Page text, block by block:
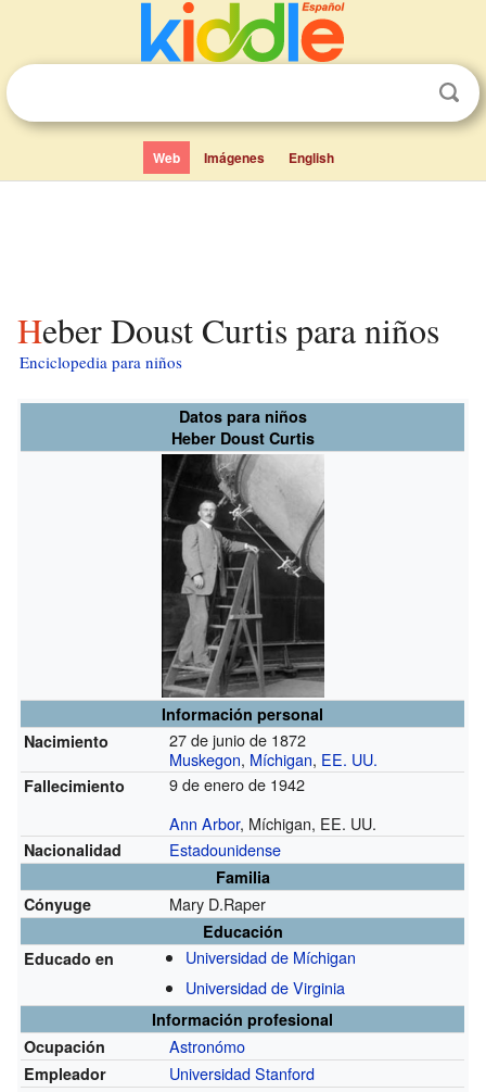
Web Imágenes English
Heber Doust Curtis para niños
Enciclopedia para niños
Datos para niños
Heber Doust Curtis
Información personal
Nacimiento
27 de junio de 1872
Muskegon, Míchigan, EE. UU.
Fallecimiento
9 de enero de 1942
Ann Arbor, Míchigan, EE. UU.
Nacionalidad Estadounidense
Familia
Cónyuge
Mary D.Raper
Educación
Educado en
Universidad de Míchigan
Universidad de Virginia
Información profesional
Ocupación
Astronómo
Empleador Universidad Stanford